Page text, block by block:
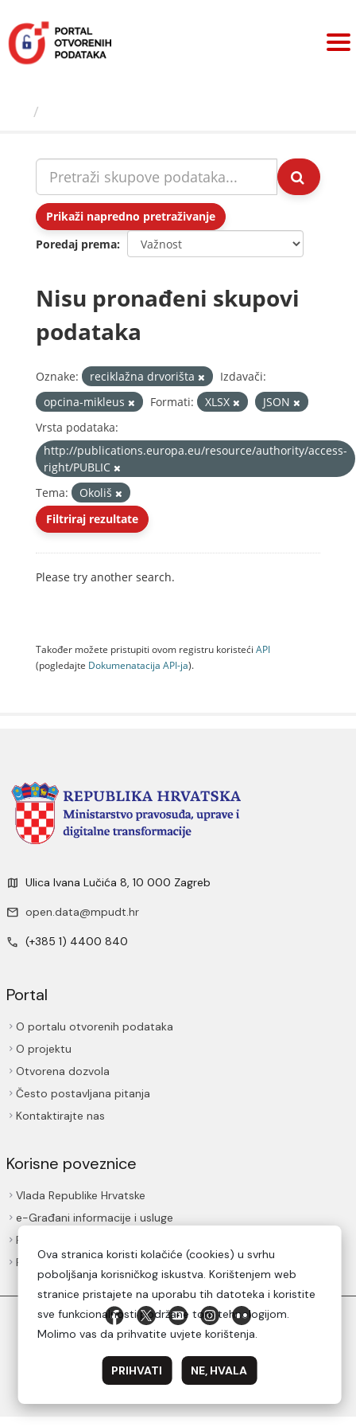
sadržaj
Prikaži napredno pretraživanje
Poredaj prema
Nisu pronađeni skupovi
podataka
Oznake: reciklažna drvorišta
Izdavači:
opcina-mikleus
Formati: XLSX
JSON
Vrsta podataka:
http://publications.europa.eu/resource/authority/access-
right/PUBLIC
Tema:
Okoliš
Filtriraj rezultate
Please try another search.
Također možete pristupiti ovom registru koristeći API
(pogledajte Dokumenаtаcijа API-jа).